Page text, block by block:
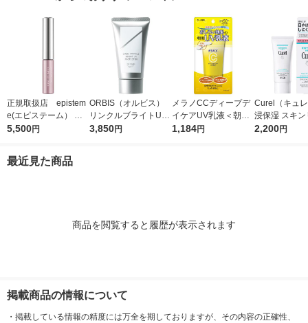
正規取扱店 epistem
e(エピステーム） パ
ワライズラッシュセラ
5,500円
ORBIS（オルビス）
リンクルブライトUV
プロテクター N 50g
3,850円
メラノCCディープデ
イケアUV乳液＜朝用
日焼け止め乳液＞50g
1,184円
Curel（キュ
浸保湿 スキン
ＵＶセラム
2,200円
最近見た商品
商品を閲覧すると履歴が表示されます
掲載商品の情報について
・ 掲載している情報の精度には万全を期しておりますが、その内容の正確性、